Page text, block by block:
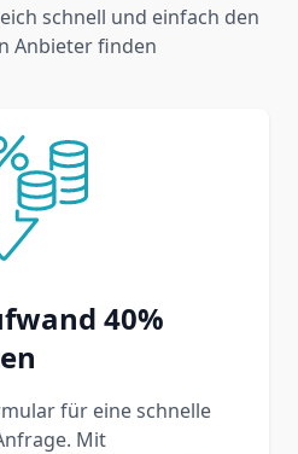
schnell und einfach den
Anbieter finden
40%
für eine schnelle
Mit